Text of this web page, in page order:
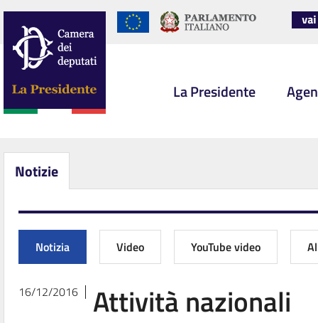
La Presidente
Notizie
Notizia Video YouTube video
16/12/2016
Attività nazionali